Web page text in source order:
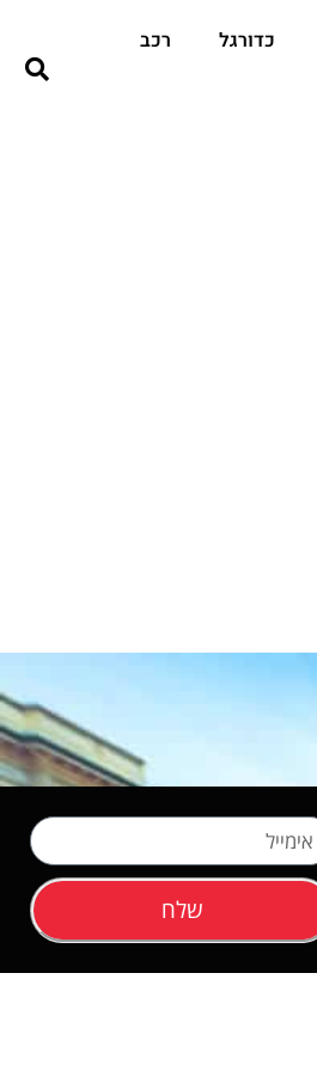
כדורגל רכב
שלח